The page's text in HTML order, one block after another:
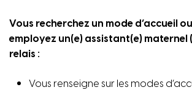
Vous recherchez un mode d’accueil
employez un(e) assistant(e) maternel
relais :
Vous renseigne sur les modes